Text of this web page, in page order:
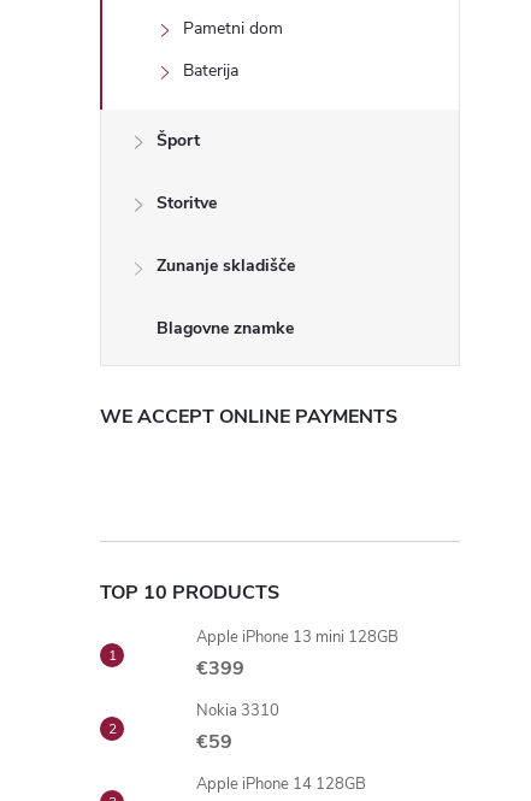
Pametni dom
Baterija
Šport
Storitve
Zunanje skladišče
WE ACCEPT ONLINE PAYMENTS
TOP 10 PRODUCTS
Apple iPhone 13 mini 128GB
€399
Nokia 3310
€59
Apple iPhone 14 128GB